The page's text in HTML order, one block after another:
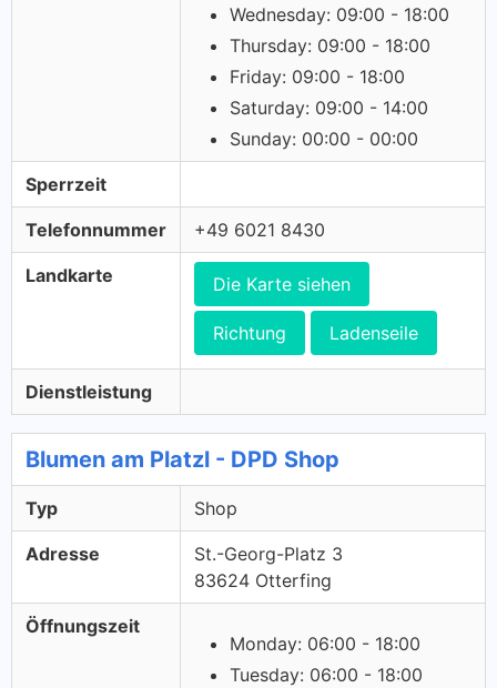
Wednesday: 09:00 - 18:00
Thursday: 09:00 - 18:00
Friday: 09:00 - 18:00
Saturday: 09:00 - 14:00
Sunday: 00:00 - 00:00
Sperrzeit
Telefonnummer +49 6021 8430
Landkarte Die Karte siehen
Richtung Ladenseile
Dienstleistung
Blumen am Platzl - DPD Shop
Typ Shop
Adresse
St.-Georg-Platz 3
83624 Otterfing
Öffnungszeit
Monday: 06:00 - 18:00
Tuesday: 06:00 - 18:00